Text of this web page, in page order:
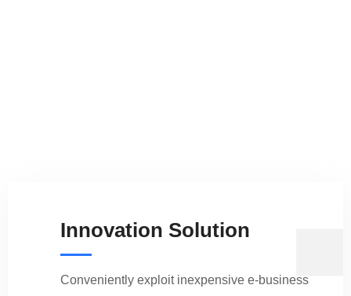
Innovation Solution
Conveniently exploit inexpensive e-business